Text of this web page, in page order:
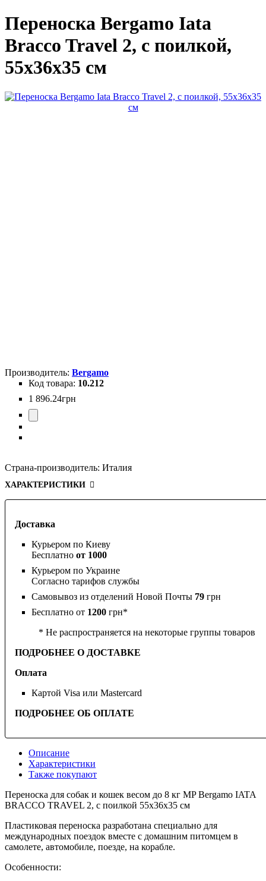
Переноска Bergamo Iata
Bracco Travel 2, с поилкой,
55x36x35 см
Доставка
Курьером по Киеву
Бесплатно от 1000
Курьером по Украине
Согласно тарифов службы
Самовывоз из отделений Новой Почты 79 грн
Бесплатно от 1200 грн*
* Не распространяется на некоторые группы товаров
ПОДРОБНЕЕ О ДОСТАВКЕ
Оплата
Картой Visa или Mastercard
ПОДРОБНЕЕ ОБ ОПЛАТЕ
Bergamo
10.212
1 896.24грн
Страна-производитель: Италия
ХАРАКТЕРИСТИКИ
Описание
Характеристики
Также покупают
Переноска для собак и кошек весом до 8 кг MP Bergamo IATA
BRACCO TRAVEL 2, с поилкой 55x36x35 см
Пластиковая переноска разработана специально для
международных поездок вместе с домашним питомцем в
самолете, автомобиле, поезде, на корабле.
Особенности: